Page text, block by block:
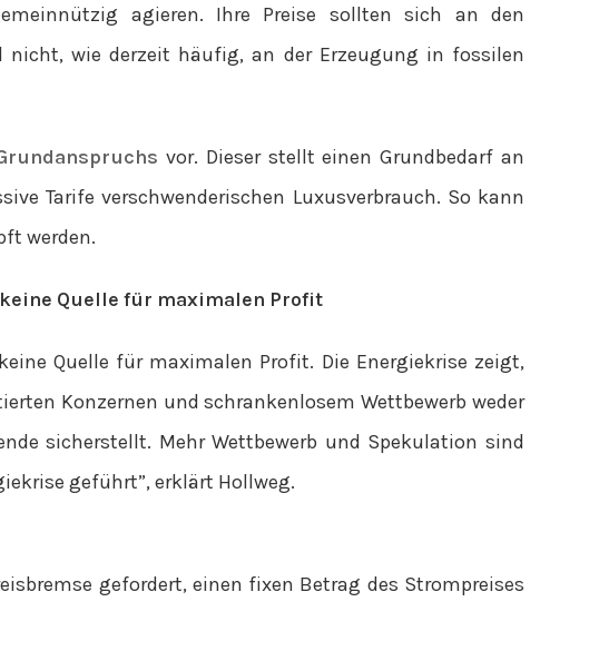
agieren. Ihre Preise sollten sich an den
wie derzeit häufig, an der Erzeugung in fossilen
vor. Dieser stellt einen Grundbedarf an
Tarife verschwenderischen Luxusverbrauch. So kann
werden.
Quelle für maximalen Profit
Quelle für maximalen Profit. Die Energiekrise zeigt,
Konzernen und schrankenlosem Wettbewerb weder
sicherstellt. Mehr Wettbewerb und Spekulation sind
geführt”, erklärt Hollweg.
gefordert, einen fixen Betrag des Strompreises